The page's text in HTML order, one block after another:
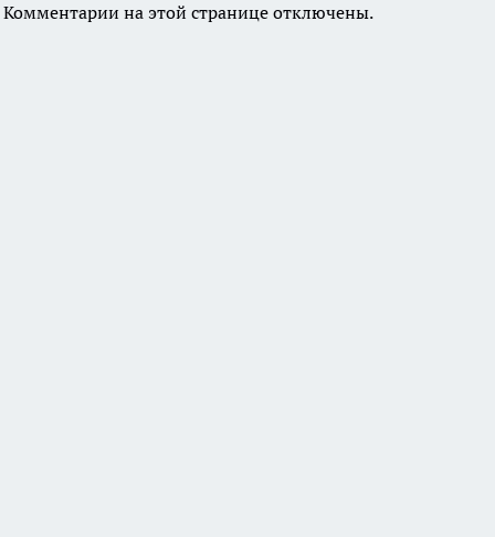
Комментарии на этой странице отключены.